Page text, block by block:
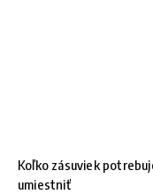
Koľko zásuviek
umiestniť